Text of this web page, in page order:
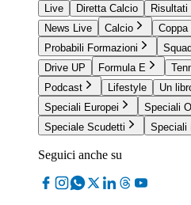
Live
Diretta Calcio
News Live
Calcio Coppa
Probabili Formazioni
Drive UP
Formula E
Podcast
Lifestyle
Un
Speciali Europei
Speciali
Speciale Scudetti
Speciali
Seguici anche su